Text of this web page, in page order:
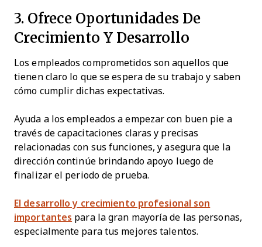
3. Ofrece Oportunidades De
Crecimiento Y Desarrollo
Los empleados comprometidos son aquellos que
tienen claro lo que se espera de su trabajo y saben
cómo cumplir dichas expectativas.
Ayuda a los empleados a empezar con buen pie a
través de capacitaciones claras y precisas
relacionadas con sus funciones, y asegura que la
dirección continúe brindando apoyo luego de
finalizar el periodo de prueba.
El desarrollo y crecimiento profesional son
importantes para la gran mayoría de las personas,
especialmente para tus mejores talentos.